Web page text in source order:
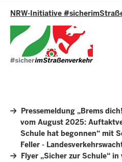
NRW-Initiative
Pressemeldung „Brems
vom August 2025:
Schule hat begonnen“ mit
Feller -
Flyer „Sicher zur Schule“